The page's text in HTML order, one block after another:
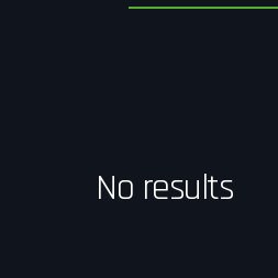
No results